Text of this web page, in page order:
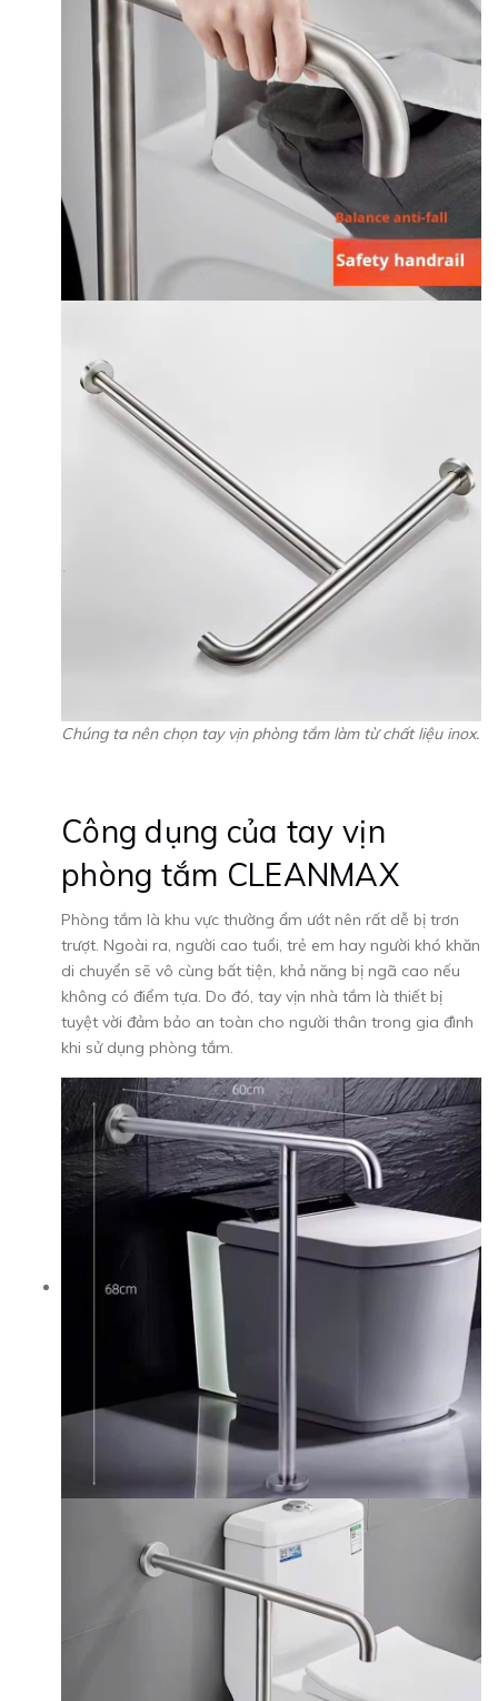
Chúng ta nên chọn tay vịn phòng tắm làm từ chất liệu inox.
Công dụng của tay vịn
phòng tắm CLEANMAX
Phòng tắm là khu vực thường ẩm ướt nên rất dễ bị trơn
trượt. Ngoài ra, người cao tuổi, trẻ em hay người khó khăn
di chuyển sẽ vô cùng bất tiện, khả năng bị ngã cao nếu
không có điểm tựa. Do đó, tay vịn nhà tắm là thiết bị
tuyệt vời đảm bảo an toàn cho người thân trong gia đình
khi sử dụng phòng tắm.